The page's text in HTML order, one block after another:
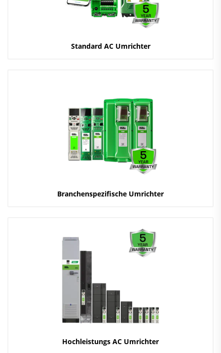
Standard AC Umrichter
Branchenspezifische Umrichter
Hochleistungs AC Umrichter